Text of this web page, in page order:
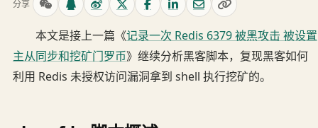
分享
本文是接上一篇《记录一次 Redis 6379 被黑攻击 被设置
主从同步和挖矿门罗币》继续分析黑客脚本，复现黑客如何
利用 Redis 未授权访问漏洞拿到 shell 执行挖矿的。